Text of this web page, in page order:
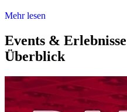
Mehr lesen
Events &
Überblick